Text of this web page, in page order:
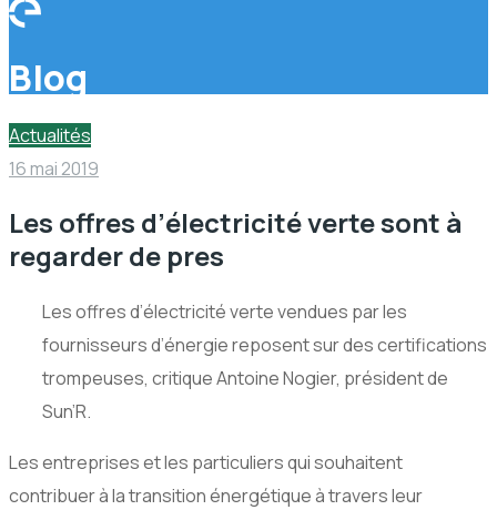
Blog
Actualités
16 mai 2019
Les offres d’électricité verte sont à
regarder de pres
Les offres d’électricité verte vendues par les
fournisseurs d’énergie reposent sur des certifications
trompeuses, critique Antoine Nogier, président de
Sun’R.
Les entreprises et les particuliers qui souhaitent
contribuer à la transition énergétique à travers leur